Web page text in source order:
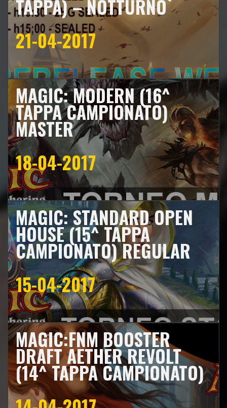
TAPPA) – NOTTURNO
21-04-2017
MAGIC: MODERN (16^
TAPPA CAMPIONATO)
MASTER
18-04-2017
MAGIC: STANDARD OPEN
HOUSE (15^ TAPPA
CAMPIONATO) REGULAR
15-04-2017
MAGIC:FNM BOOSTER
DRAFT AETHER REVOLT
(14^ TAPPA CAMPIONATO)